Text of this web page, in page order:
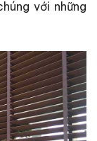
với những